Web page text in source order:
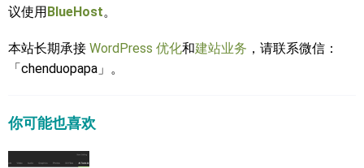
议使用BlueHost。
本站长期承接 WordPress 优化和建站业务 ，请联系微信：
「chenduopapa」。
你可能也喜欢